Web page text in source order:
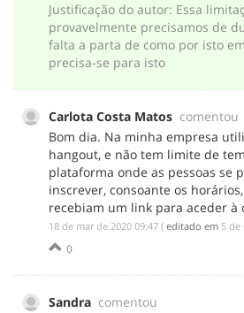
Justificação do autor: Essa
provavelmente precisamos de
falta a parta de como por isto
precisa-se para isto
Carlota Costa Matos comentou
Bom dia. Na minha empresa
hangout, e não tem limite de
plataforma onde as pessoas se
inscrever, consoante os
recebiam um link para aceder à
‎18 de mar de 2020 09:47 ( editado em ‎5 de
0
Sandra comentou